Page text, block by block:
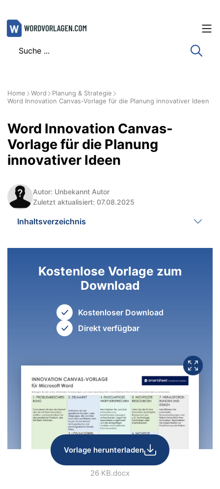
Zum
Inhalt
Home Word
Planung & Strategie
Word Innovation Canvas-Vorlage für die Planung innovativer Ideen
Word Innovation Canvas-
Vorlage für die Planung
innovativer Ideen
Autor: Unbekannt Autor
Zuletzt aktualisiert: 07.08.2025
Inhaltsverzeichnis
Kostenlose Vorlage zum
Download
Kostenloser Download
Direkt verfügbar
Vorlage herunterladen
26 KB.docx